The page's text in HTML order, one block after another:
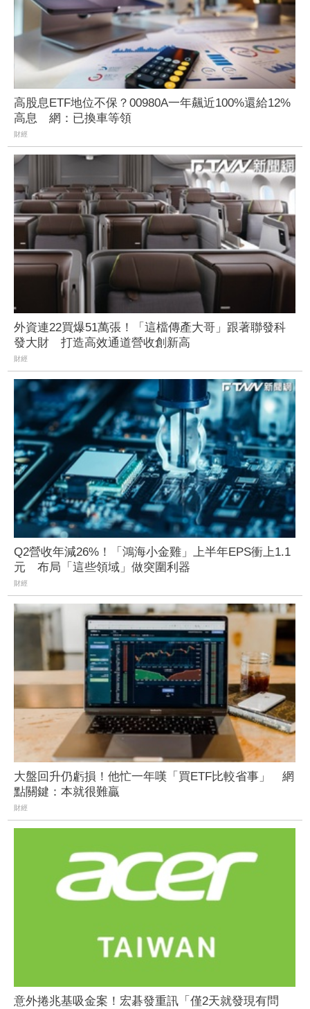
高股息ETF地位不保？00980A一年飆近100%還給12%
高息 網：已換車等領
財經
外資連22買爆51萬張！「這檔傳產大哥」跟著聯發科
發大財 打造高效通道營收創新高
財經
Q2營收年減26%！「鴻海小金雞」上半年EPS衝上1.1
元 布局「這些領域」做突圍利器
財經
大盤回升仍虧損！他忙一年嘆「買ETF比較省事」 網
點關鍵：本就很難贏
財經
意外捲兆基吸金案！宏碁發重訊「僅2天就發現有問